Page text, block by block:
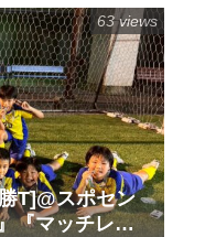
T]@スポセン
『マッチレポ
63 views